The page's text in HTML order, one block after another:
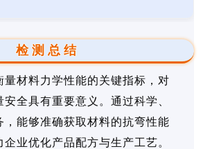
检测总结
量材料力学性能的关键指标，对
全具有重要意义。通过科学、
，能够准确获取材料的抗弯性能
业优化产品配方与生产工艺。